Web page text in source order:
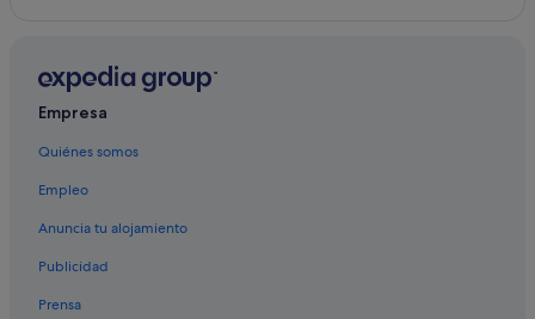
Empresa
Quiénes somos
Empleo
Anuncia tu alojamiento
Publicidad
Prensa